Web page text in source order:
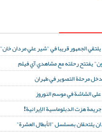
الجمهور قريبا في "شير علي مردان خان"
يفتتح رحلته مع مشاهدي آي فيلم
مرحلة التصوير في طهران
هزت الدبلوماسية الإيرانية!
يلتحقان بمسلسل "الأبطال العشرة"